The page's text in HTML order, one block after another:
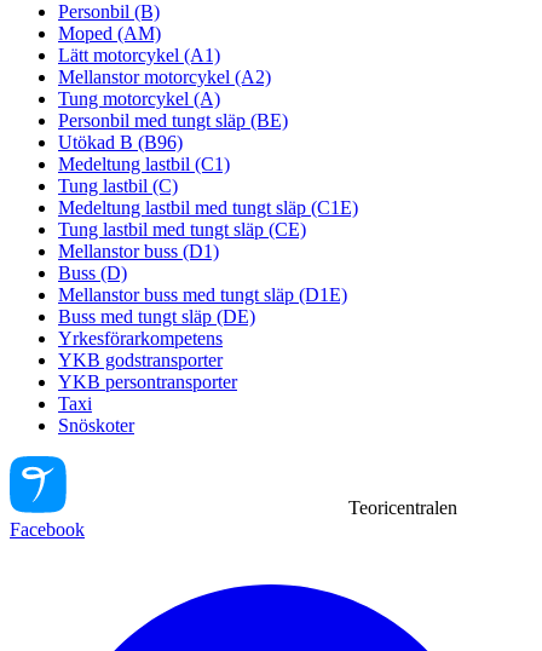
Personbil (B)
Moped (AM)
Lätt motorcykel (A1)
Mellanstor motorcykel (A2)
Tung motorcykel (A)
Personbil med tungt släp (BE)
Utökad B (B96)
Medeltung lastbil (C1)
Tung lastbil (C)
Medeltung lastbil med tungt släp (C1E)
Tung lastbil med tungt släp (CE)
Mellanstor buss (D1)
Buss (D)
Mellanstor buss med tungt släp (D1E)
Buss med tungt släp (DE)
Yrkesförarkompetens
YKB godstransporter
YKB persontransporter
Taxi
Snöskoter
Teoricentralen
Facebook